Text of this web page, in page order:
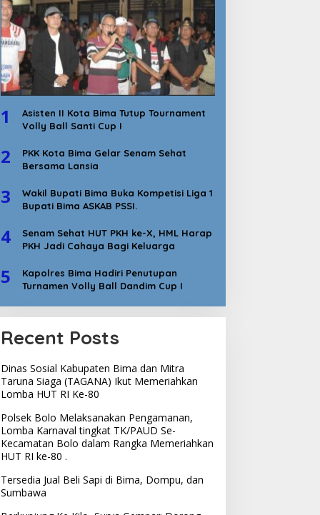
1
Asisten II Kota Bima Tutup Tournament
Volly Ball Santi Cup I
2
PKK Kota Bima Gelar Senam Sehat
Bersama Lansia
3
Wakil Bupati Bima Buka Kompetisi Liga 1
Bupati Bima ASKAB PSSI.
4
Senam Sehat HUT PKH ke-X, HML Harap
PKH Jadi Cahaya Bagi Keluarga
5
Kapolres Bima Hadiri Penutupan
Turnamen Volly Ball Dandim Cup I
Recent Posts
Dinas Sosial Kabupaten Bima dan Mitra
Taruna Siaga (TAGANA) Ikut Memeriahkan
Lomba HUT RI Ke-80
Polsek Bolo Melaksanakan Pengamanan,
Lomba Karnaval tingkat TK/PAUD Se-
Kecamatan Bolo dalam Rangka Memeriahkan
HUT RI ke-80 .
Tersedia Jual Beli Sapi di Bima, Dompu, dan
Sumbawa